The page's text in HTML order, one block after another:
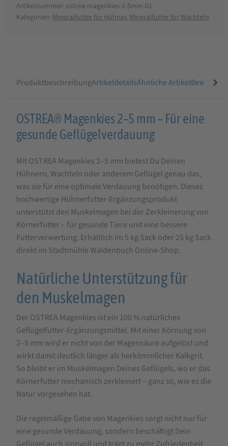
Artikelnummer: ostrea-magenkies-2-5mm-01
Kategorien: Mineralfutter für Hühner, Mineralfutter für Wachteln
ProduktbeschreibungArtikeldetailsÄhnliche Artikel
Produktbeschreibung
für
Magenkies
2-
5
mm
-
Magensteinchen
OSTREA® Magenkies 2–5 mm – Für eine
gesunde Geflügelverdauung
Mit OSTREA Magenkies 2–5 mm bietest Du Deinen
Hühnern, Wachteln oder anderem Geflügel genau das,
was sie für eine optimale Verdauung benötigen. Dieses
hochwertige Hühnerfutter-Ergänzungsprodukt
unterstützt den Muskelmagen bei der Zerkleinerung von
Körnerfutter – für gesunde Tiere und eine bessere
Futterverwertung. Erhältlich im 5 kg Sack oder 25 kg Sack
direkt im Stadtmühle Waldenbuch Online-Shop.
Natürliche Unterstützung für
den Muskelmagen
Der OSTREA Magenkies ist ein 100 % natürliches
Geflügelfutter-Ergänzungsmittel. Mit einer Körnung von
2–5 mm wird er nicht von der Magensäure aufgelöst und
wirkt damit deutlich länger als herkömmlicher Kalkgrit.
So bleibt er im Muskelmagen Deines Geflügels, wo er das
Körnerfutter mechanisch zerkleinert – ganz so, wie es die
Natur vorgesehen hat.
Die regelmäßige Gabe von Magenkies sorgt nicht nur für
eine gesunde Verdauung, sondern beschäftigt Dein